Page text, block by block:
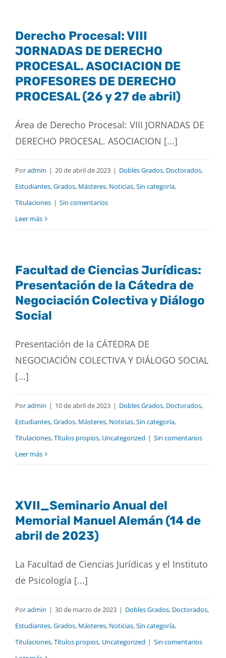
Derecho Procesal: VIII
JORNADAS DE DERECHO
PROCESAL. ASOCIACION DE
PROFESORES DE DERECHO
PROCESAL (26 y 27 de abril)
Área de Derecho Procesal: VIII JORNADAS DE
DERECHO PROCESAL. ASOCIACION [...]
Poradmin | 20 de abril de 2023 | Dobles Grados, Doctorados,
Estudiantes,Grados, Másteres, Noticias,Sin categoría,
Titulaciones | Sin comentarios
Leer más
Facultad de Ciencias Jurídicas:
Presentación de la Cátedra de
Negociación Colectiva y Diálogo
Social
Presentación de la CÁTEDRA DE
NEGOCIACIÓN COLECTIVA Y DIÁLOGO SOCIAL
[...]
Poradmin | 10 de abril de 2023 | Dobles Grados, Doctorados,
Estudiantes,Grados, Másteres, Noticias,Sin categoría,
Titulaciones,Títulos propios, Uncategorized | Sin comentarios
Leer más
XVII_Seminario Anual del
Memorial Manuel Alemán (14 de
abril de 2023)
La Facultad de Ciencias Jurídicas y el Instituto
de Psicología [...]
Poradmin | 30 de marzo de 2023 | Dobles Grados, Doctorados,
Estudiantes,Grados, Másteres, Noticias,Sin categoría,
Titulaciones,Títulos propios, Uncategorized | Sin comentarios